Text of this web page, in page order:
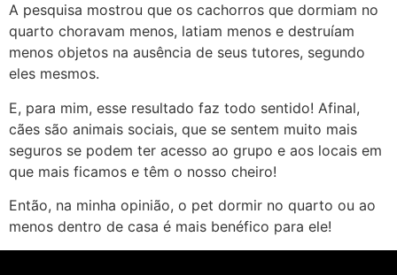
A pesquisa mostrou que os cachorros que dormiam no
quarto choravam menos, latiam menos e destruíam
menos objetos na ausência de seus tutores, segundo
eles mesmos.
E, para mim, esse resultado faz todo sentido! Afinal,
cães são animais sociais, que se sentem muito mais
seguros se podem ter acesso ao grupo e aos locais em
que mais ficamos e têm o nosso cheiro!
Então, na minha opinião, o pet dormir no quarto ou ao
menos dentro de casa é mais benéfico para ele!